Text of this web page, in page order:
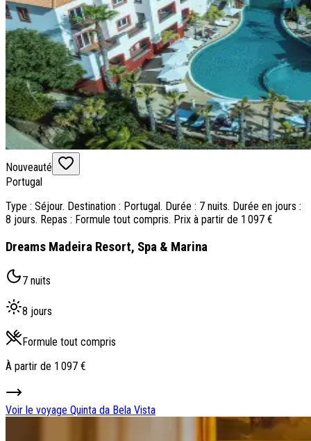
Nouveauté
Portugal
Type : Séjour. Destination : Portugal. Durée : 7 nuits. Durée en jours :
8 jours. Repas : Formule tout compris. Prix à partir de 1 097 €
Dreams Madeira Resort, Spa & Marina
7 nuits
8 jours
Formule tout compris
À partir de 1 097 €
Voir le voyage Quinta da Bela Vista